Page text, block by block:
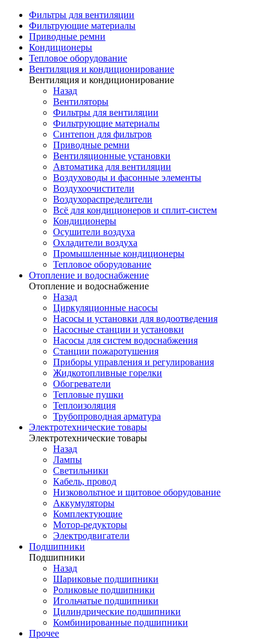
Фильтры для вентиляции
Фильтрующие материалы
Приводные ремни
Кондиционеры
Тепловое оборудование
Вентиляция и кондиционирование
Вентиляция и кондиционирование
Назад
Вентиляторы
Фильтры для вентиляции
Фильтрующие материалы
Синтепон для фильтров
Приводные ремни
Вентиляционные установки
Автоматика для вентиляции
Воздуховоды и фасонные элементы
Воздухоочистители
Воздухораспределители
Всё для кондиционеров и сплит-систем
Кондиционеры
Осушители воздуха
Охладители воздуха
Промышленные кондиционеры
Тепловое оборудование
Отопление и водоснабжение
Отопление и водоснабжение
Назад
Циркуляционные насосы
Насосы и установки для водоотведения
Насосные станции и установки
Насосы для систем водоснабжения
Станции пожаротушения
Приборы управления и регулирования
Жидкотопливные горелки
Обогреватели
Тепловые пушки
Теплоизоляция
Трубопроводная арматура
Электротехнические товары
Электротехнические товары
Назад
Лампы
Светильники
Кабель, провод
Низковольтное и щитовое оборудование
Аккумуляторы
Комплектующие
Мотор-редукторы
Электродвигатели
Подшипники
Подшипники
Назад
Шариковые подшипники
Роликовые подшипники
Игольчатые подшипники
Цилиндрические подшипники
Комбинированные подшипники
Прочее